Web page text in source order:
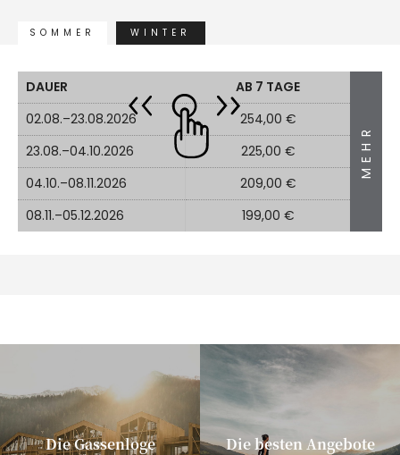
SOMMER WINTER
DAUER
AB 7 TAGE
02.08.–23.08.2026
254,00 €
23.08.–04.10.2026
225,00 €
04.10.–08.11.2026
209,00 €
08.11.–05.12.2026
199,00 €
MEHR
Die Gassenloge Die besten Angebote